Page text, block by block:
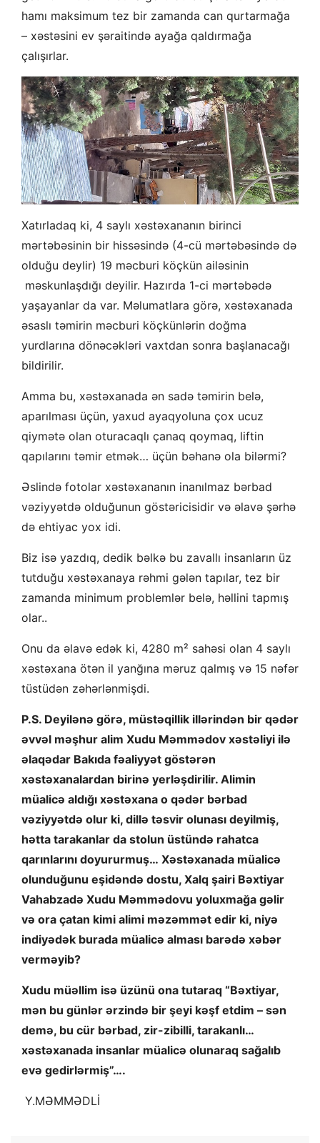
hamı maksimum tez bir zamanda can qurtarmağa
– xəstəsini ev şəraitində ayağa qaldırmağa
çalışırlar.
Xatırladaq ki, 4 saylı xəstəxananın birinci
mərtəbəsinin bir hissəsində (4-cü mərtəbəsində də
olduğu deylir) 19 məcburi köçkün ailəsinin
məskunlaşdığı deyilir. Hazırda 1-ci mərtəbədə
yaşayanlar da var. Məlumatlara görə, xəstəxanada
əsaslı təmirin məcburi köçkünlərin doğma
yurdlarına dönəcəkləri vaxtdan sonra başlanacağı
bildirilir.
Amma bu, xəstəxanada ən sadə təmirin belə,
aparılması üçün, yaxud ayaqyoluna çox ucuz
qiymətə olan oturacaqlı çanaq qoymaq, liftin
qapılarını təmir etmək… üçün bəhanə ola bilərmi?
Əslində fotolar xəstəxananın inanılmaz bərbad
vəziyyətdə olduğunun göstəricisidir və əlavə şərhə
də ehtiyac yox idi.
Biz isə yazdıq, dedik bəlkə bu zavallı insanların üz
tutduğu xəstəxanaya rəhmi gələn tapılar, tez bir
zamanda minimum problemlər belə, həllini tapmış
olar..
Onu da əlavə edək ki, 4280 m² sahəsi olan 4 saylı
xəstəxana ötən il yanğına məruz qalmış və 15 nəfər
tüstüdən zəhərlənmişdi.
P.S. Deyilənə görə, müstəqillik illərindən bir qədər
əvvəl məşhur alim Xudu Məmmədov xəstəliyi ilə
əlaqədar Bakıda fəaliyyət göstərən
xəstəxanalardan birinə yerləşdirilir. Alimin
müalicə aldığı xəstəxana o qədər bərbad
vəziyyətdə olur ki, dillə təsvir olunası deyilmiş,
hətta tarakanlar da stolun üstündə rahatca
qarınlarını doyururmuş… Xəstəxanada müalicə
olunduğunu eşidəndə dostu, Xalq şairi Bəxtiyar
Vahabzadə Xudu Məmmədovu yoluxmağa gəlir
və ora çatan kimi alimi məzəmmət edir ki, niyə
indiyədək burada müalicə alması barədə xəbər
verməyib?
Xudu müəllim isə üzünü ona tutaraq “Bəxtiyar,
mən bu günlər ərzində bir şeyi kəşf etdim – sən
demə, bu cür bərbad, zir-zibilli, tarakanlı…
xəstəxanada insanlar müalicə olunaraq sağalıb
evə gedirlərmiş”….
Y.MƏMMƏDLİ